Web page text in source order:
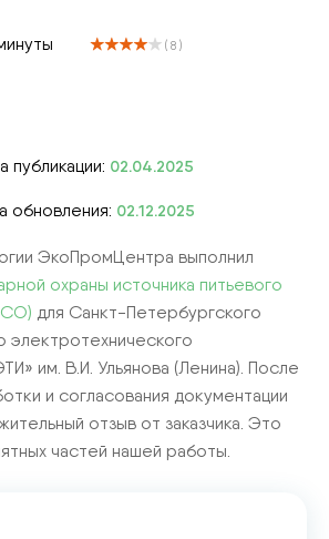
( 8 )
публикации: 02.04.2025
обновления: 02.12.2025
ЭкоПромЦентра выполнил
охраны источника питьевого
для Санкт-Петербургского
электротехнического
им. В.И. Ульянова (Ленина). После
и согласования документации
отзыв от заказчика. Это
частей нашей работы.